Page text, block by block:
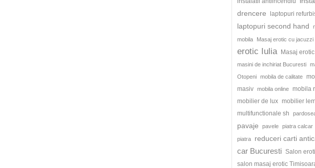
drencere
laptopuri
laptopuri second hand
mobila Masaj erotic cu jacuzzi
erotic Iulia Masaj
masini de inchiriat Bucuresti
Otopeni mobila de calitate
masiv mobila online
mobila
mobilier de lux mobilier
multifunctionale sh
pavaje pavele piatra calcar
piatra reduceri carti
car Bucuresti Salon
salon masaj erotic